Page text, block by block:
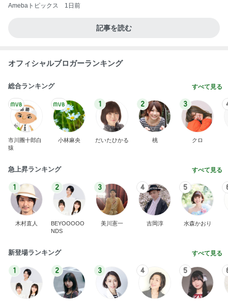
Amebaトピックス 1日前
記事を読む
オフィシャルブロガーランキング
総合ランキング すべて見る
市川團十郎白
猿
小林麻央
1
だいたひかる
2
桃
3
クロ
急上昇ランキング すべて見る
1
木村直人
2
BEYOOOOO
NDS
3
美川憲一
4
吉岡淳
5
水森かおり
新登場ランキング すべて見る
1 2 3 4 5